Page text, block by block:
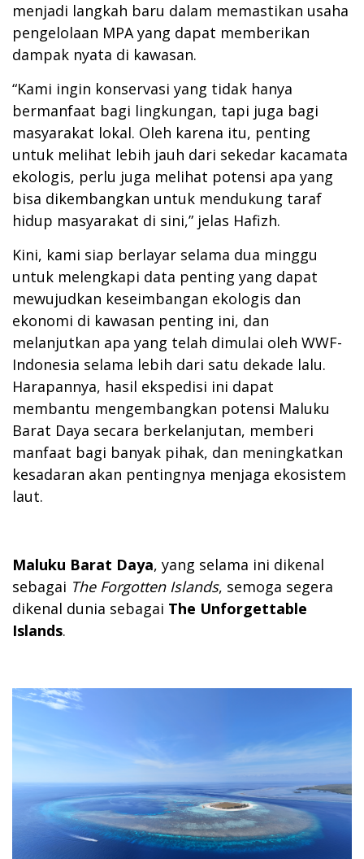
menjadi langkah baru dalam memastikan usaha
pengelolaan MPA yang dapat memberikan
dampak nyata di kawasan.
“Kami ingin konservasi yang tidak hanya
bermanfaat bagi lingkungan, tapi juga bagi
masyarakat lokal. Oleh karena itu, penting
untuk melihat lebih jauh dari sekedar kacamata
ekologis, perlu juga melihat potensi apa yang
bisa dikembangkan untuk mendukung taraf
hidup masyarakat di sini,” jelas Hafizh.
Kini, kami siap berlayar selama dua minggu
untuk melengkapi data penting yang dapat
mewujudkan keseimbangan ekologis dan
ekonomi di kawasan penting ini, dan
melanjutkan apa yang telah dimulai oleh WWF-
Indonesia selama lebih dari satu dekade lalu.
Harapannya, hasil ekspedisi ini dapat
membantu mengembangkan potensi Maluku
Barat Daya secara berkelanjutan, memberi
manfaat bagi banyak pihak, dan meningkatkan
kesadaran akan pentingnya menjaga ekosistem
laut.
Maluku Barat Daya, yang selama ini dikenal
sebagai The Forgotten Islands, semoga segera
dikenal dunia sebagai The Unforgettable
Islands.